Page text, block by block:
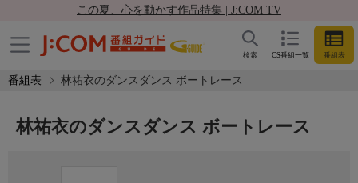
この夏、心を動かす作品特集 | J:COM TV
CS番組一覧 番組表
検索
番組表 林祐衣のダンスダンス ボートレース
林祐衣のダンスダンス ボートレース